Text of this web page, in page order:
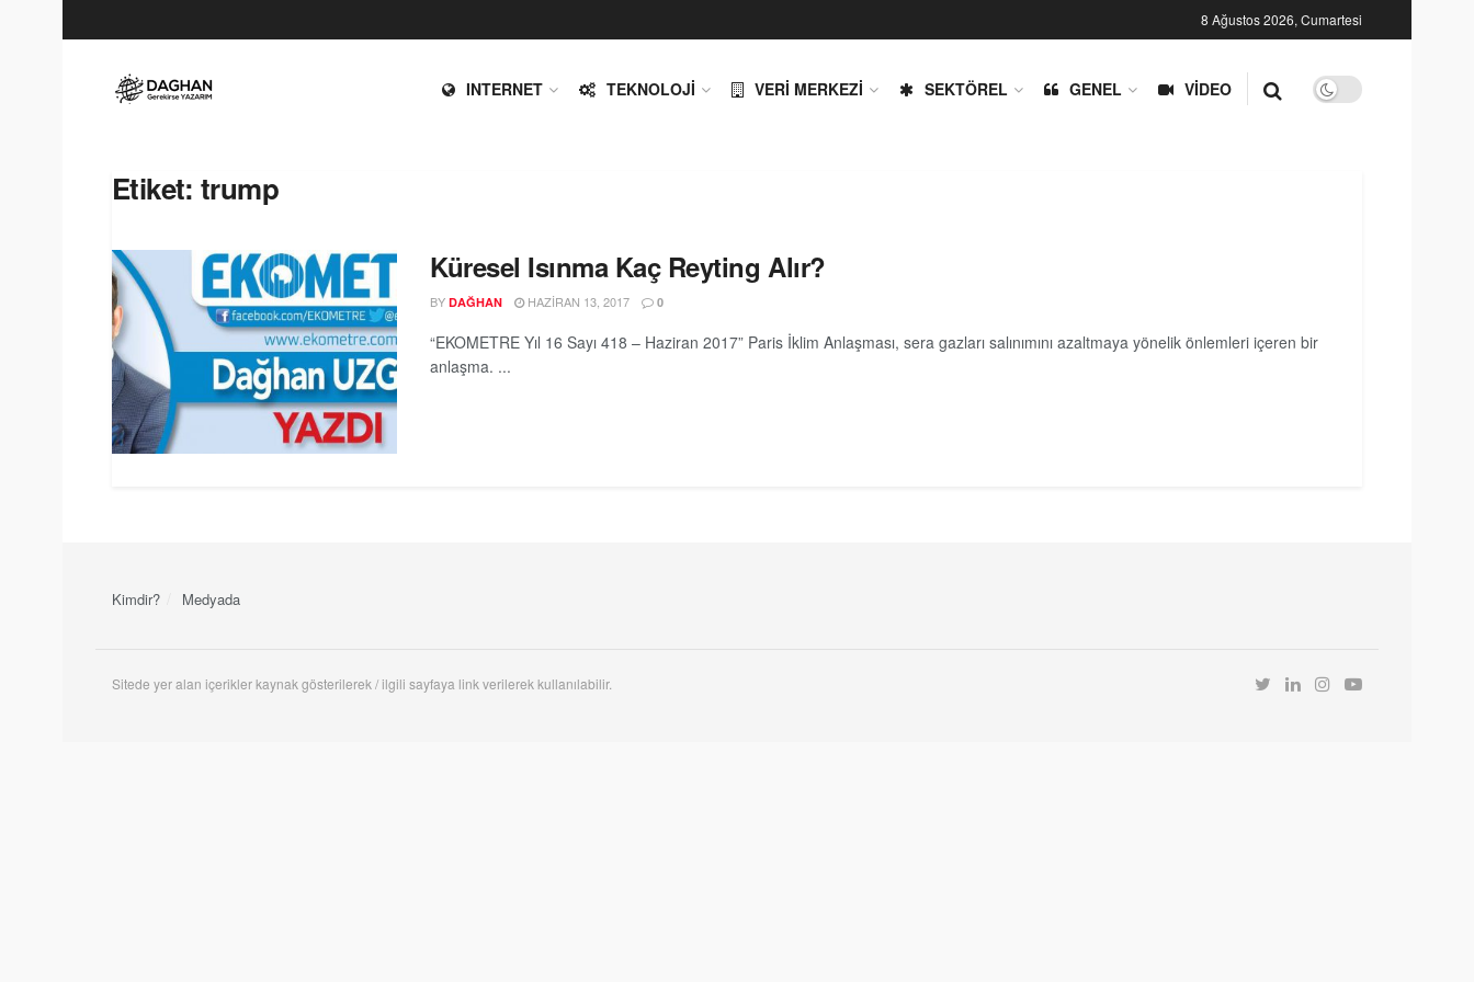
8 Ağustos 2026, Cumartesi
INTERNET TEKNOLOJI VERI MERKEZI SEKTÖREL GENEL VIDEO
Etiket: trump
Küresel Isınma Kaç Reyting Alır?
BY DAĞHAN HAZIRAN 13, 2017 0
“EKOMETRE Yıl 16 Sayı 418 – Haziran 2017” Paris İklim Anlaşması, sera gazları salınımını azaltmaya yönelik önlemleri içeren bir
anlaşma. ...
Kimdir? Medyada
Sitede yer alan içerikler kaynak gösterilerek / ilgili sayfaya link verilerek kullanılabilir.